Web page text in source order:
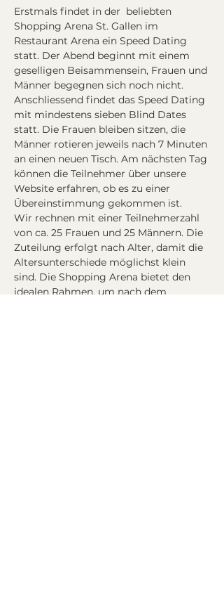
Erstmals findet in der  beliebten
Shopping Arena St. Gallen im
Restaurant Arena ein Speed Dating
statt. Der Abend beginnt mit einem
geselligen Beisammensein, Frauen und
Männer begegnen sich noch nicht.
Anschliessend findet das Speed Dating
mit mindestens sieben Blind Dates
statt. Die Frauen bleiben sitzen, die
Männer rotieren jeweils nach 7 Minuten
an einen neuen Tisch. Am nächsten Tag
können die Teilnehmer über unsere
Website erfahren, ob es zu einer
Übereinstimmung gekommen ist.
Wir rechnen mit einer Teilnehmerzahl
von ca. 25 Frauen und 25 Männern. Die
Zuteilung erfolgt nach Alter, damit die
Altersunterschiede möglichst klein
sind. Die Shopping Arena bietet den
idealen Rahmen, um nach dem